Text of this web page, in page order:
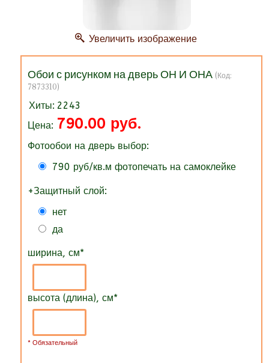
Увеличить изображение
Обои с рисунком на дверь ОН И ОНА (Код:
7873310)
Хиты: 2243
Цена: 790.00 руб.
Фотообои на дверь выбор:
790 руб/кв.м фотопечать на самоклейке
+Защитный слой:
нет
да
ширина, см*
высота (длина), см*
* Обязательный